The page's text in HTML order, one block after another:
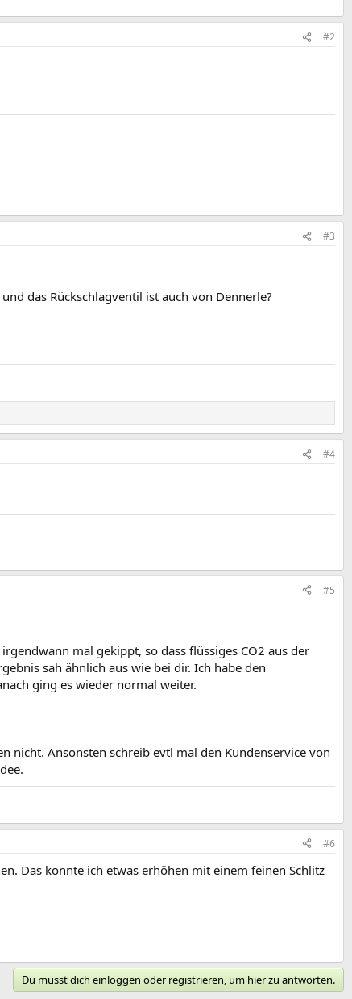
#2
#3
das Rückschlagventil ist auch von Dennerle?
#4
#5
mal gekippt, so dass flüssiges CO2 aus der
sah ähnlich aus wie bei dir. Ich habe den
ging es wieder normal weiter.
nicht. Ansonsten schreib evtl mal den Kundenservice von
#6
Das konnte ich etwas erhöhen mit einem feinen Schlitz
Du musst dich einloggen oder registrieren, um hier zu antworten.